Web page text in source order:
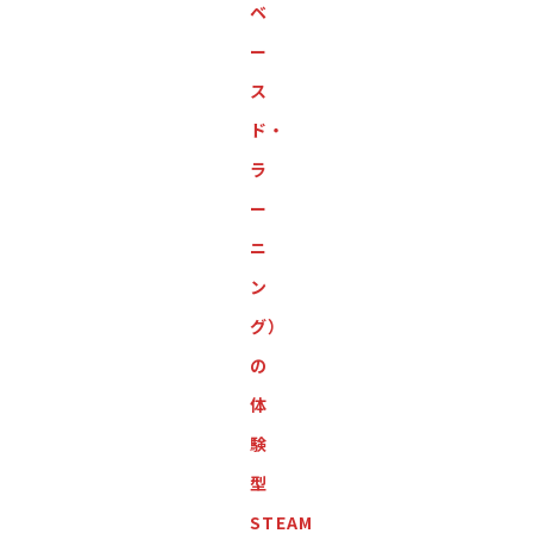
ベ
ー
ス
ド・
ラ
ー
ニ
ン
グ）
の
体
験
型
STEAM